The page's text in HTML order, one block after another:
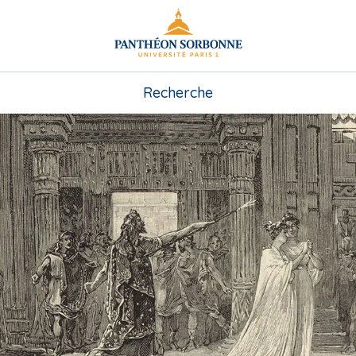
Recherche